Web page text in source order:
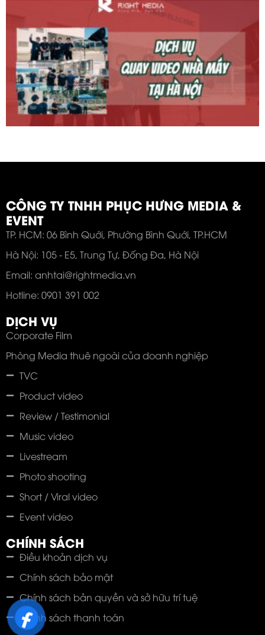
CÔNG TY TNHH PHỤC HƯNG MEDIA &
EVENT
TP. HCM: 06 Bình Quới, Phường Bình Quới, TP.HCM
Hà Nội: 105 - E5, Trung Tự, Đống Đa, Hà Nội
Email: anhtai@rightmedia.vn
Hotline: 0901 391 002
DỊCH VỤ
Corporate Film
Phòng Media thuê ngoài của doanh nghiệp
TVC
Product video
Review / Testimonial
Music video
Livestream
Photo shooting
Short / Viral video
Event video
CHÍNH SÁCH
Điều khoản dịch vụ
Chính sách bảo mật
Chính sách bản quyền và sở hữu trí tuệ
Chính sách thanh toán